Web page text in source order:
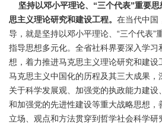
坚持以邓小平理论、“三个代表”重要
思主义理论研究和建设工程。 在当代中国
导，就是坚持以邓小平理论、“三个代表”
指导思想多元化。全省社科界要深入学习
想，着力推进马克思主义理论研究和建
马克思主义中国化的历程及其三大成果
关于科学发展观、加强党的执政能力建设
和加强党的先进性建设等重大战略思想，
立场、观点和方法贯穿到哲学社会科学